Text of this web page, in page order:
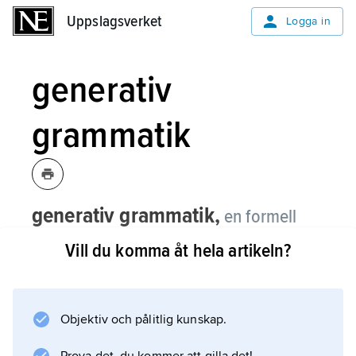
Uppslagsverket Logga in
generativ
grammatik
generativ grammatik, en formell
metod att definiera ett språk genom en
grammatik som genererar alla
inga ogrammatiska, och som visar
vilken struktur varje mening i språket
Vill du komma åt hela artikeln?
Objektiv och pålitlig kunskap.